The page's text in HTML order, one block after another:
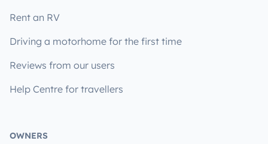
Rent an RV
Driving a motorhome for the first time
Reviews from our users
Help Centre for travellers
OWNERS